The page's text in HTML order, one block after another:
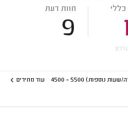
כללי חוות דעת
9
שעות נוספות) 5500 - 4500
עוד מחירים